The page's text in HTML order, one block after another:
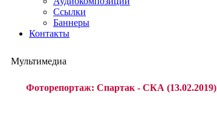
Ссылки
Баннеры
Контакты
Мультимедиа
Фоторепортаж: Спартак - СКА (13.02.2019)